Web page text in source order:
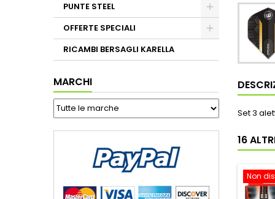
PUNTE STEEL
OFFERTE SPECIALI
RICAMBI BERSAGLI KARELLA
MARCHI
Set 3
16
Non